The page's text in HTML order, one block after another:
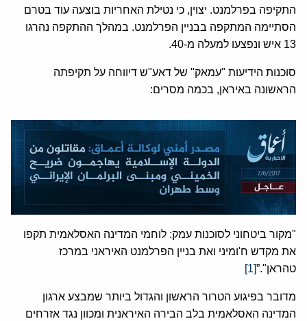
התקיפה בפרלמנט. יצוין, כי נטילת האחריות בוצעה עוד בטרם
הסתיימה המתקפה בבניין הפרלמנט. במהלך ההתקפה נהרגו
13 איש ונפצעו למעלה מ-40.
סוכנות הידיעות "עמאק" של דאע"ש דיווחה על תקיפתה
הראשונה באיראן, בכמה מסרים:
"מקור ביטחוני לסוכנות עמק: לוחמי המדינה האסלאמית תקפו
את מקדש ח'ומיני ואת בניין הפרלמנט האיראני במרכז
טהראן".”[1]
מדובר בפיגוע הטרור הראשון והגדול ביותר שמבצע ארגון
המדינה האסלאמית בלב הבירה האיראנית ומכוון נגד אזרחים